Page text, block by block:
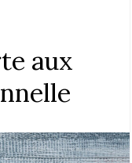
aux